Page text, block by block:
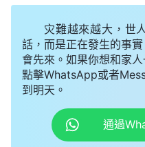
她對這件事已有了定
眠，想到老姊妹信主多
混亂，她能在牧師長老
神的心意，毅然放下
會，冒着被抓坐牢的危
尊重、佩服，相信這次
灾難越來越大，世
話，而是正在發生的事
會先來。如果你想和家
點擊WhatsApp或者
到明天。
通過